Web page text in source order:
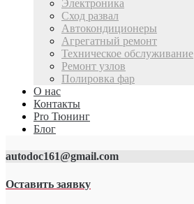
Электроника
Сход развал
Автокондиционеры
Агрегатный ремонт
Техническое обслуживание
Ремонт узлов
Полировка фар
О нас
Контакты
Pro Тюнинг
Блог
autodoc161@gmail.com
Оставить заявку